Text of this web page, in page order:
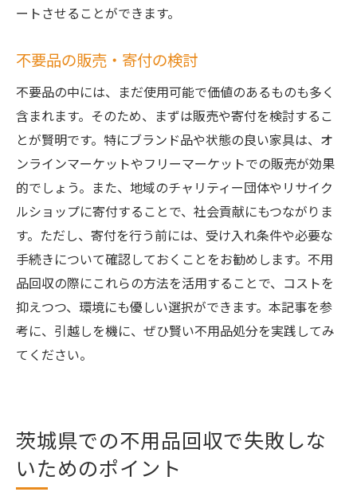
ートさせることができます。
不要品の販売・寄付の検討
不要品の中には、まだ使用可能で価値のあるものも多く
含まれます。そのため、まずは販売や寄付を検討するこ
とが賢明です。特にブランド品や状態の良い家具は、オ
ンラインマーケットやフリーマーケットでの販売が効果
的でしょう。また、地域のチャリティー団体やリサイク
ルショップに寄付することで、社会貢献にもつながりま
す。ただし、寄付を行う前には、受け入れ条件や必要な
手続きについて確認しておくことをお勧めします。不用
品回収の際にこれらの方法を活用することで、コストを
抑えつつ、環境にも優しい選択ができます。本記事を参
考に、引越しを機に、ぜひ賢い不用品処分を実践してみ
てください。
茨城県での不用品回収で失敗しな
いためのポイント